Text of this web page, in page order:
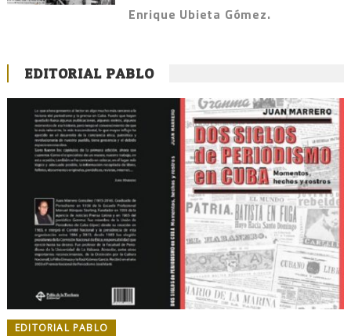
Enrique Ubieta Gómez.
EDITORIAL PABLO
EDITORIAL PABLO